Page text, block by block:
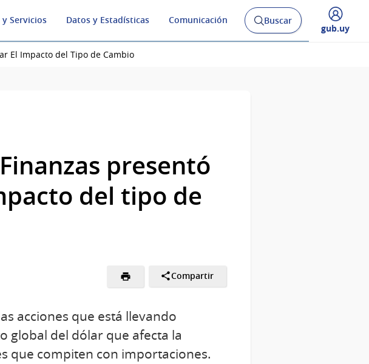
Servicios Datos y Estadísticas Comunicación
Abrir
buscador
Buscar
Desplegar
gub.uy
El Impacto del Tipo de Cambio
presentó
del tipo de
Compartir
acciones que está llevando
global del dólar que afecta la
que compiten con importaciones.